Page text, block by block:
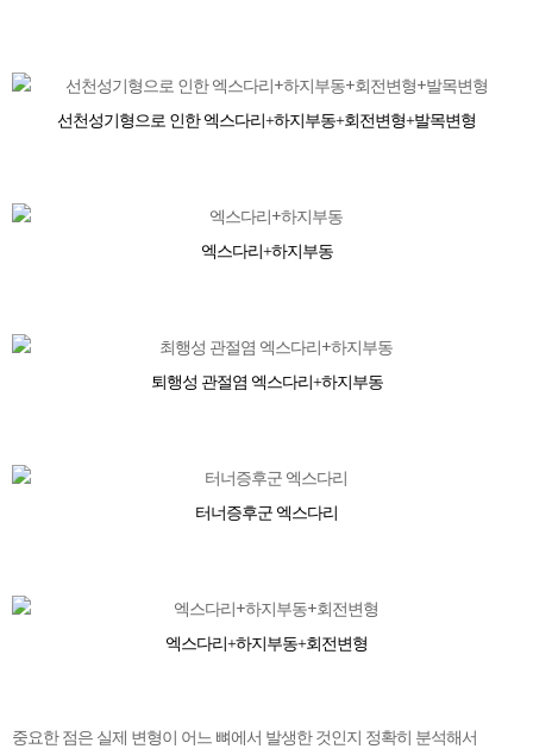
선천성기형으로 인한 엑스다리+하지부동+회전변형+발목변형
엑스다리+하지부동
퇴행성 관절염 엑스다리+하지부동
터너증후군 엑스다리
엑스다리+하지부동+회전변형
중요한 점은 실제 변형이 어느 뼈에서 발생한 것인지 정확히 분석해서